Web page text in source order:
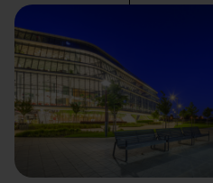
Predchádzajúci